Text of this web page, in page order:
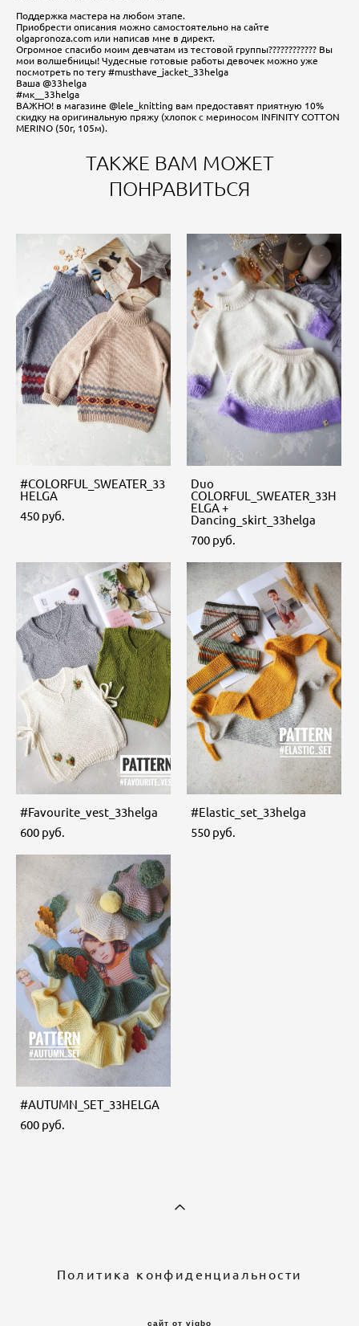
Поддержка мастера на любом этапе.
Приобрести описания можно самостоятельно на сайте
olgapronoza.com или написав мне в директ.
Огромное спасибо моим девчатам из тестовой группы???????????? Вы
мои волшебницы! Чудесные готовые работы девочек можно уже
посмотреть по тегу #musthave_jacket_33helga
Ваша @33helga
#мк__33helga
ВАЖНО! в магазине @lele_knitting вам предоставят приятную 10%
скидку на оригинальную пряжу (хлопок с мериносом INFINITY COTTON
MERINO (50г, 105м).
ТАКЖЕ ВАМ МОЖЕТ
ПОНРАВИТЬСЯ
#COLORFUL_SWEATER_33
HELGA
450 pуб.
Duo
COLORFUL_SWEATER_33H
ELGA +
Dancing_skirt_33helga
700 pуб.
#Favourite_vest_33helga
600 pуб.
#Еlastic_set_33helga
550 pуб.
#AUTUMN_SET_33HELGA
600 pуб.
Политика конфиденциальности
сайт от vigbo